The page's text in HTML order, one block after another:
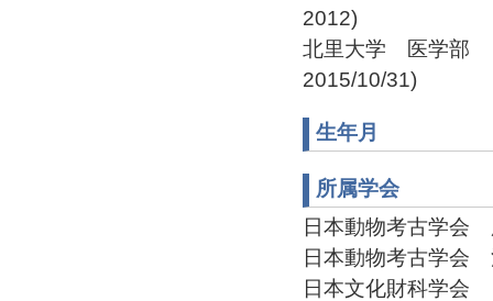
2012)
北里大学 医学部
2015/10/31)
生年月
所属学会
日本動物考古学会
日本動物考古学会
日本文化財科学会